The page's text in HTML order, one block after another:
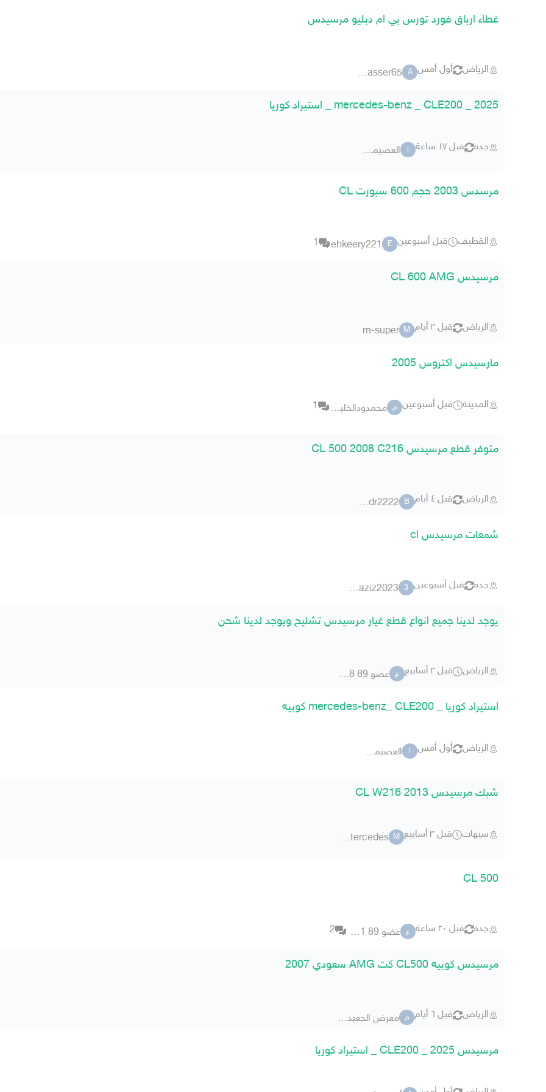
غطاء ارباق فورد تورس بي ام دبليو مرسيدس
الرياض أول أمس A
abo_nasser65
mercedes-benz _ CLE200 _ 2025 _ استيراد كوريا
جده قبل ١٧ ساعة ا العصيمي كارز
مرسدس 2003 حجم 600 سبورت CL
القطيف قبل أسبوعين E
ehkeery221
1
مرسيدس CL 600 AMG
الرياض قبل ٣ أيام M
m-super
مارسيدس اكتروس 2005
المدينة قبل أسبوعين م محمدودالخليفه 1
متوفر قطع مرسيدس CL 500 2008 C216
الرياض قبل ٤ أيام B
bbndr2222
شمعات مرسيدس cl
جده قبل أسبوعين 3
3bdulaziz2023
يوجد لدينا جميع انواع قطع غيار مرسيدس تشليح ويوجد لدينا شحن
الرياض قبل ٣ أسابيع ع عضو 89 08308
استيراد كوريا _ mercedes-benz_ CLE200 كوبيه
الرياض أول أمس ا العصيمي كارز
شبك مرسيدس CL W216 2013
سيهات قبل ٣ أسابيع M
mestercedes
CL 500
جده قبل ٢٠ ساعة ع عضو 89 44901 2
مرسيدس كوبيه CL500 كت AMG سعودي 2007
الرياض قبل ٦ أيام م معرض الجعيدي للسيارات
مرسيدس CLE200 _ 2025 _ استيراد كوريا